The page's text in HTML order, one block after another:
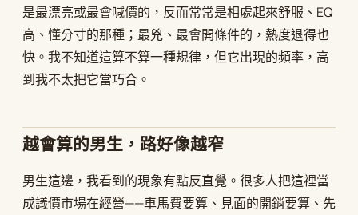
是最漂亮或最會喊價的，反而常常是相處起來舒服、EQ
高、懂分寸的那種；最兇、最會開條件的，熱度退得也
快。我不知道這算不算一種規律，但它出現的頻率，高
到我不太把它當巧合。
越會算的男生，路好像越窄
男生這邊，我看到的現象有點反直覺。很多人把這裡當
成議價市場在經營——車馬費要算、見面的開銷要算、先